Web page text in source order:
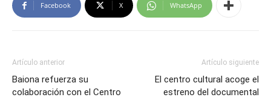
Facebook X WhatsApp
Artículo anterior
Baiona refuerza su
colaboración con el Centro
Artículo siguiente
El centro cultural acoge el
estreno del documental